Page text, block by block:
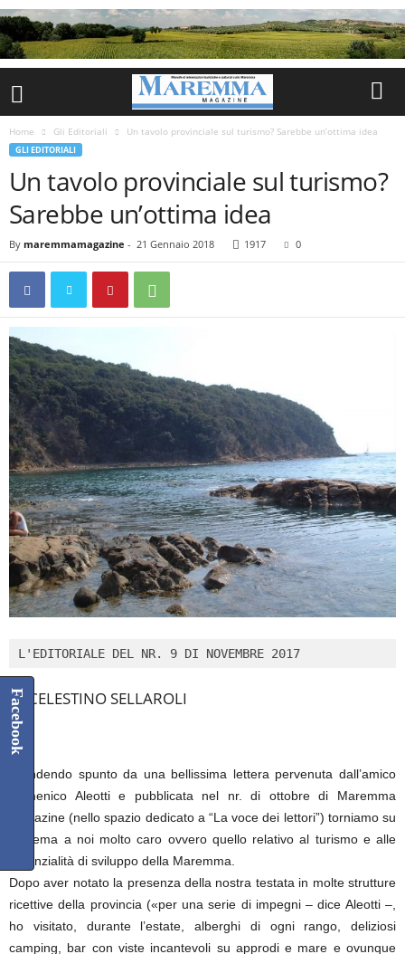
Home Gli Editoriali Un tavolo provinciale sul turismo? Sarebbe un’ottima idea
GLI EDITORIALI
Un tavolo provinciale sul turismo?
Sarebbe un’ottima idea
By maremmamagazine - 21 Gennaio 2018 1917 0
L'EDITORIALE DEL NR. 9 DI NOVEMBRE 2017
DI CELESTINO SELLAROLI
****
Prendendo spunto da una bellissima lettera pervenuta dall’amico
Domenico Aleotti e pubblicata nel nr. di ottobre di Maremma
Magazine (nello spazio dedicato a “La voce dei lettori”) torniamo su
un tema a noi molto caro ovvero quello relativo al turismo e alle
potenzialità di sviluppo della Maremma.
Dopo aver notato la presenza della nostra testata in molte strutture
ricettive della provincia («per una serie di impegni – dice Aleotti –,
ho visitato, durante l’estate, alberghi di ogni rango, deliziosi
camping, bar con viste incantevoli su approdi e mare e ovunque
Facebook